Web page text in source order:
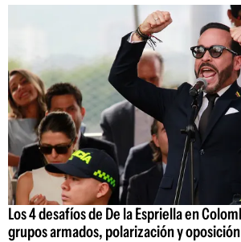
Los 4 desafíos de De la Espriella en
grupos armados, polarización y